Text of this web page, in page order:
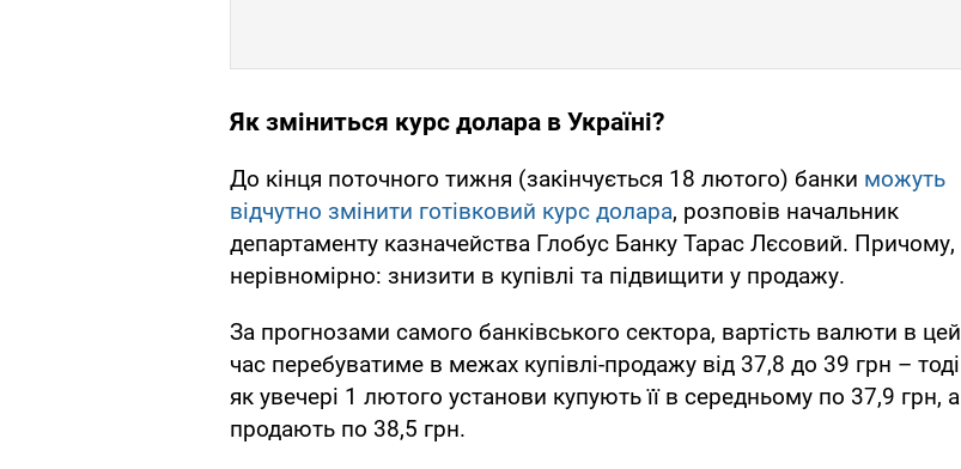
Як зміниться курс долара в Україні?
До кінця поточного тижня (закінчується 18 лютого) банки можуть
відчутно змінити готівковий курс долара, розповів начальник
департаменту казначейства Глобус Банку Тарас Лєсовий. Причому,
нерівномірно: знизити в купівлі та підвищити у продажу.
За прогнозами самого банківського сектора, вартість валюти в цей
час перебуватиме в межах купівлі-продажу від 37,8 до 39 грн – тоді
як увечері 1 лютого установи купують її в середньому по 37,9 грн, а
продають по 38,5 грн.